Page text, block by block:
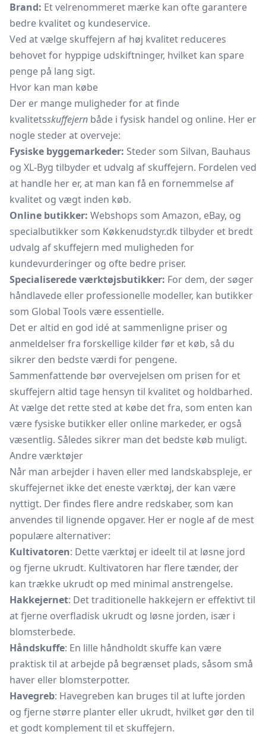
Brand: Et velrenommeret mærke kan ofte garantere
bedre kvalitet og kundeservice.
Ved at vælge skuffejern af høj kvalitet reduceres
behovet for hyppige udskiftninger, hvilket kan spare
penge på lang sigt.
Hvor kan man købe
Der er mange muligheder for at finde
kvalitetsskuffejern både i fysisk handel og online. Her er
nogle steder at overveje:
Fysiske byggemarkeder: Steder som Silvan, Bauhaus
og XL-Byg tilbyder et udvalg af skuffejern. Fordelen ved
at handle her er, at man kan få en fornemmelse af
kvalitet og vægt inden køb.
Online butikker: Webshops som Amazon, eBay, og
specialbutikker som Køkkenudstyr.dk tilbyder et bredt
udvalg af skuffejern med muligheden for
kundevurderinger og ofte bedre priser.
Specialiserede værktøjsbutikker: For dem, der søger
håndlavede eller professionelle modeller, kan butikker
som Global Tools være essentielle.
Det er altid en god idé at sammenligne priser og
anmeldelser fra forskellige kilder før et køb, så du
sikrer den bedste værdi for pengene.
Sammenfattende bør overvejelsen om prisen for et
skuffejern altid tage hensyn til kvalitet og holdbarhed.
At vælge det rette sted at købe det fra, som enten kan
være fysiske butikker eller online markeder, er også
væsentlig. Således sikrer man det bedste køb muligt.
Andre værktøjer
Når man arbejder i haven eller med landskabspleje, er
skuffejernet ikke det eneste værktøj, der kan være
nyttigt. Der findes flere andre redskaber, som kan
anvendes til lignende opgaver. Her er nogle af de mest
populære alternativer:
Kultivatoren: Dette værktøj er ideelt til at løsne jord
og fjerne ukrudt. Kultivatoren har flere tænder, der
kan trække ukrudt op med minimal anstrengelse.
Hakkejernet: Det traditionelle hakkejern er effektivt til
at fjerne overfladisk ukrudt og løsne jorden, især i
blomsterbede.
Håndskuffe: En lille håndholdt skuffe kan være
praktisk til at arbejde på begrænset plads, såsom små
haver eller blomsterpotter.
Havegreb: Havegreben kan bruges til at lufte jorden
og fjerne større planter eller ukrudt, hvilket gør den til
et godt komplement til et skuffejern.